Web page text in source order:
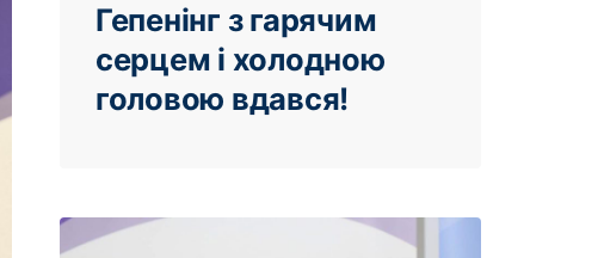
Гепенінг з гарячим
серцем і холодною
головою вдався!